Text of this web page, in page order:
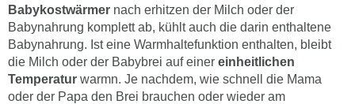
Babykostwärmer nach erhitzen der Milch oder der
Babynahrung komplett ab, kühlt auch die darin enthaltene
Babynahrung. Ist eine Warmhaltefunktion enthalten, bleibt
die Milch oder der Babybrei auf einer einheitlichen
Temperatur warmn. Je nachdem, wie schnell die Mama
oder der Papa den Brei brauchen oder wieder am